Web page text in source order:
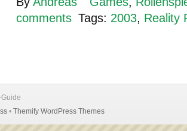
comments Tags: 2003, Reality
• Themify WordPress Themes